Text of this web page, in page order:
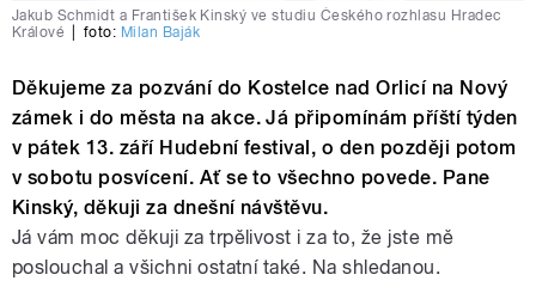
Jakub Schmidt a František Kinský ve studiu Českého rozhlasu Hradec
Králové
foto: Milan Baják
Děkujeme za pozvání do Kostelce nad Orlicí na Nový
zámek i do města na akce. Já připomínám příští týden
v pátek 13. září Hudební festival, o den později potom
v sobotu posvícení. Ať se to všechno povede. Pane
Kinský, děkuji za dnešní návštěvu.
Já vám moc děkuji za trpělivost i za to, že jste mě
poslouchal a všichni ostatní také. Na shledanou.